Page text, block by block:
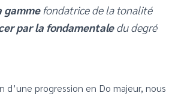
gammefondatrice de la tonalité
par la fondamentaledu degré
d’une progression en Do majeur, nous